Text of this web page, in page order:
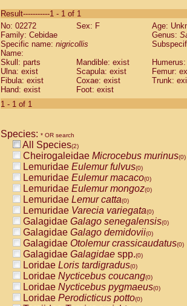
CebidaeSaguinus labiatus(0)
Cebidae Saguinus leucopus (0)
Cebidae
CebidaeSaguinus mystax
Cebidae Saguinus nigricollis (1)
Cebidae Saguinus oedipus
Cebidae Saguinus weddelli
Cebidae Saguinusspp.
Cebidae
CebidaeCebus capucinus
CebidaeCebus nigrivittatus
CebidaeCebus spp.(0)
CebidaeSaimiri boliviensis(0)
CebidaeSaimiri sciureus(0)
AtelidaeAlouatta caraya(0)
AtelidaeAlouatta fusca(0)
AtelidaeAlouatta seniculus(0)
AtelidaeAlouattaspp.(0)
AtelidaeAteles belzebuth(0)
AtelidaeAteles geoffroyi(0)
AtelidaeAteles paniscus(0)
AtelidaeAtelesspp.(0)
AtelidaeLagothrix lagothricha(0)
AtelidaeLagothrix lagothricha cana
PitheciidaeCacajao calvus
Result-----------1 - 1 of 1
No: 02272
Sex: F
Age:
Family: Cebidae
Genus:
Specific name: nigricollis
Name:
Skull: parts
Mandible: exist
Ulna: exist
Scapula: exist
Femur:
Fibula: exist
Coxae: exist
Trunk:
Hand: exist
Foot: exist
1 - 1 of 1
Species: * OR search
All Species(2)
Cheirogaleidae Microcebus murinus(0)
Lemuridae Eulemur fulvus(0)
Lemuridae Eulemur macaco(0)
Lemuridae Eulemur mongoz(0)
Lemuridae Lemur catta(0)
Lemuridae Varecia variegata(0)
Galagidae Galago senegalensis(0)
Galagidae Galago demidovii(0)
Galagidae Otolemur crassicaudatus(0)
Galagidae Galagidae spp.(0)
Loridae Loris tardigradus(0)
Loridae Nycticebus coucang(0)
Loridae Nycticebus pygmaeus(0)
Loridae Perodicticus potto(0)